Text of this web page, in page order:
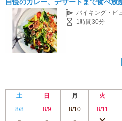
バイキング・ビ
1時間30分
土 日 月 火
8/8
8/9 8/10 8/11